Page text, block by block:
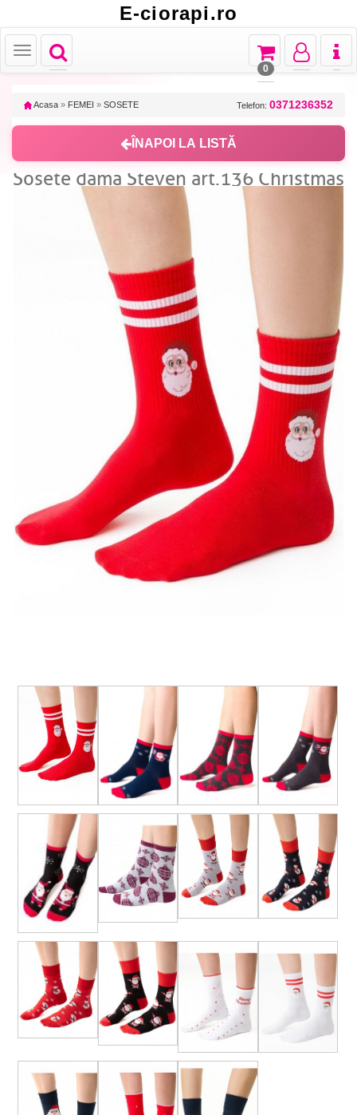
E-ciorapi.ro
Toggle
navigation
Toggle
Toggle
navigation
Toggle
navigation
Toggle
navigation
0
Acasa » FEMEI » SOSETE Telefon: 0371236352
ÎNAPOI LA LISTĂ
Sosete dama Steven art.136 Christmas